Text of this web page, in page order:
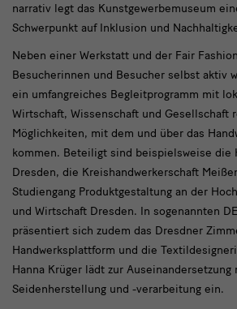
narrativ legt das Kunstgewerbemuseum
Schwerpunkt auf Inklusion und
Neben einer Werkstatt und der Fair
Besucherinnen und Besucher selbst aktiv
ein umfangreiches Begleitprogramm mit
Wirtschaft, Wissenschaft und Gesellschaft
Möglichkeiten, mit dem und über das
kommen. Beteiligt sind beispielsweise die
Dresden, die Kreishandwerkerschaft
Studiengang Produktgestaltung an der
und Wirtschaft Dresden. In sogenannten
präsentiert sich zudem das Dresdner
Handwerksplattform und die
Hanna Krüger lädt zur Auseinandersetzung
Seidenherstellung und -verarbeitung ein.